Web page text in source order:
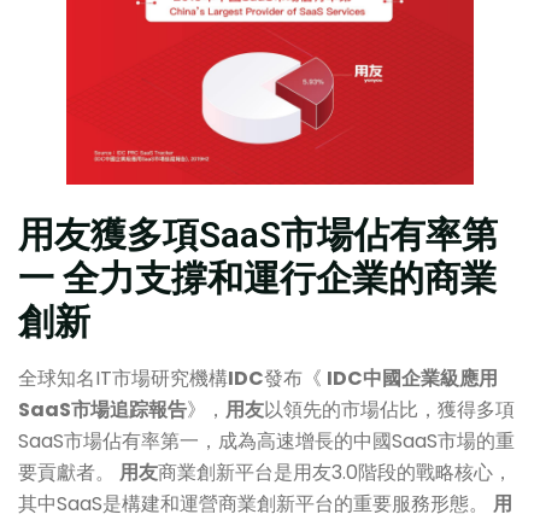
用友獲多項SaaS市場佔有率第
一 全力支撐和運行企業的商業
創新
全球知名IT市場研究機構IDC發布《 IDC中國企業級應用
SaaS市場追踪報告》， 用友以領先的市場佔比，獲得多項
SaaS市場佔有率第一，成為高速增長的中國SaaS市場的重
要貢獻者。 用友商業創新平台是用友3.0階段的戰略核心，
其中SaaS是構建和運營商業創新平台的重要服務形態。 用